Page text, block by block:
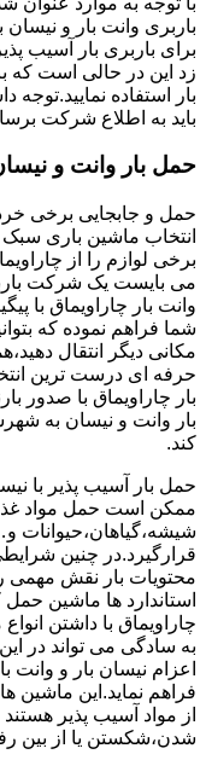
باربری وانت بار و نیسان
برای باربری بار آسیب
زد این در حالی است که
بار استفاده نمایید.توجه
باید به اطلاع شرکت
حمل بار وانت و
حمل و جابجایی برخی
انتخاب ماشین باری
برخی لوازم را از
می بایست یک شرکت
وانت بار چاراویماق با
شما فراهم نموده که
مکانی دیگر انتقال
حرفه ای درست ترین
بار چاراویماق با صدور
بار وانت و نیسان به
کند.
حمل بار آسیب پذیر با
ممکن است حمل مواد
شیشه،گیاهان،حیوانات
قرارگیرد.در چنین
محتویات بار نقش مهمی
استاندارد ها ماشین
چاراویماق با داشتن
به سادگی می تواند در
اعزام نیسان بار و وانت
فراهم نماید.این ماشین
از مواد آسیب پذیر
شدن،شکستن یا از بین